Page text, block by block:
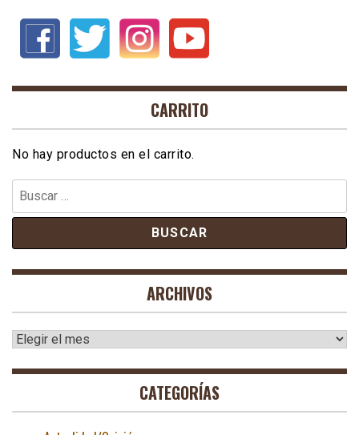
CARRITO
No hay productos en el carrito.
Buscar:
ARCHIVOS
Archivos
CATEGORÍAS